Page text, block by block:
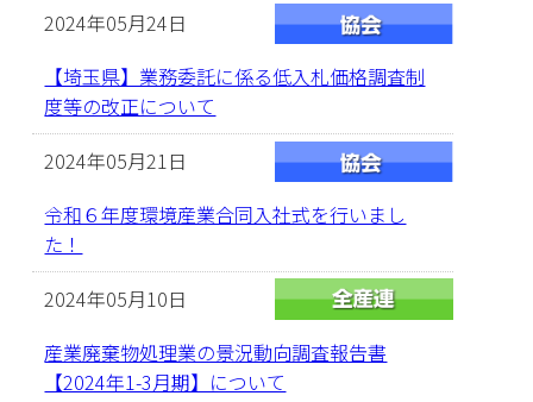
2024年05月24日
【埼玉県】業務委託に係る低入札価格調査制
度等の改正について
2024年05月21日
令和６年度環境産業合同入社式を行いまし
た！
2024年05月10日
産業廃棄物処理業の景況動向調査報告書
【2024年1-3月期】について